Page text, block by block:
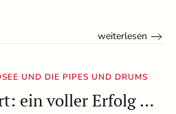
weiterlesen
UND DIE PIPES UND DRUMS
ein voller Erfolg …